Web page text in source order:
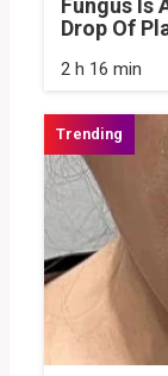
Fungus Is
Drop Of
2 h 16 min